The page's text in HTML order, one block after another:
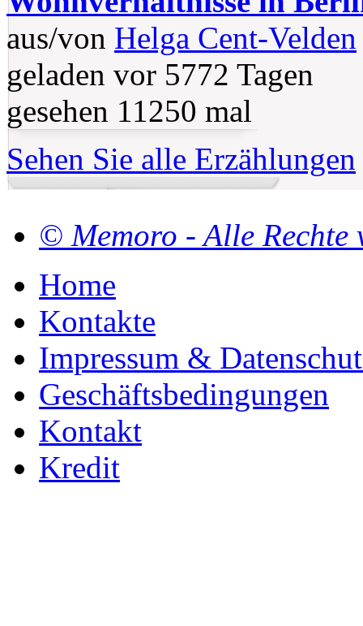
aus/von Helga Cent-Velden
geladen vor 5772 Tagen
gesehen 11250 mal
Sehen Sie alle Erzählungen
© Memoro - Alle Rechte
Home
Kontakte
Impressum &
Geschäftsbedingungen
Kontakt
Kredit